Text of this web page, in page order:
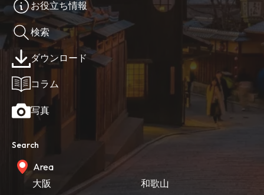
お役立ち情報
検索
ダウンロード
コラム
写真
Search
Area
大阪
和歌山